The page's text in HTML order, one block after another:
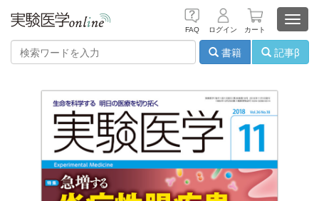
FAQ ログイン カート
書籍
記事β